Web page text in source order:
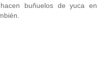
buñuelos de yuca en